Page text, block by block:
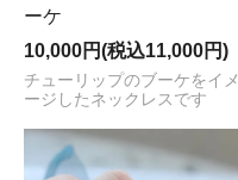
ーケ
10,000円(税込11,000円)
チューリップのブーケをイメ
ージしたネックレスです